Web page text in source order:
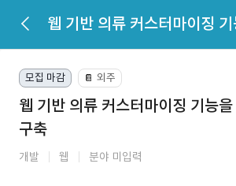
모집 마감 📔 외주
웹 기반 의류 커스터마이징 기능
구축
개발 웹 분야 미입력